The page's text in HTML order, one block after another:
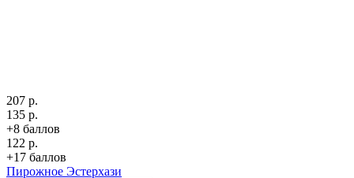
207 р.
135 р.
+8 баллов
122 р.
+17 баллов
Пирожное Эстерхази